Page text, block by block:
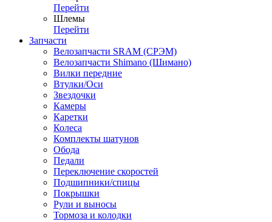
Перейти
Шлемы
Перейти
Запчасти
Велозапчасти SRAM (СРЭМ)
Велозапчасти Shimano (Шимано)
Вилки передние
Втулки/Оси
Звездочки
Камеры
Каретки
Колеса
Комплекты шатунов
Обода
Педали
Переключение скоростей
Подшипники/спицы
Покрышки
Рули и выносы
Тормоза и колодки